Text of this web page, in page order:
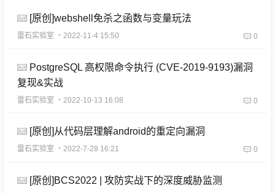
[原创]webshell免杀之函数与变量玩法
雷石实验室 ・2022-11-4 15:50 0
PostgreSQL 高权限命令执行 (CVE-2019-9193)漏洞
复现&实战
雷石实验室 ・2022-10-13 16:08 0
[原创]从代码层理解android的重定向漏洞
雷石实验室 ・2022-7-28 16:21 0
[原创]BCS2022 | 攻防实战下的深度威胁监测